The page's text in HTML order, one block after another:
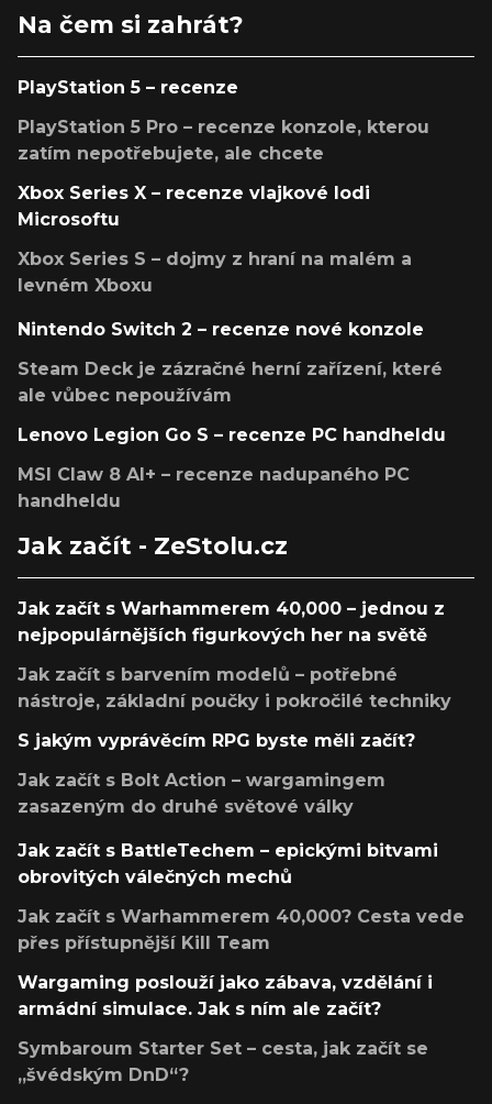
Na čem si zahrát?
PlayStation 5 – recenze
PlayStation 5 Pro – recenze konzole, kterou
zatím nepotřebujete, ale chcete
Xbox Series X – recenze vlajkové lodi
Microsoftu
Xbox Series S – dojmy z hraní na malém a
levném Xboxu
Nintendo Switch 2 – recenze nové konzole
Steam Deck je zázračné herní zařízení, které
ale vůbec nepoužívám
Lenovo Legion Go S – recenze PC handheldu
MSI Claw 8 AI+ – recenze nadupaného PC
handheldu
Jak začít - ZeStolu.cz
Jak začít s Warhammerem 40,000 – jednou z
nejpopulárnějších figurkových her na světě
Jak začít s barvením modelů – potřebné
nástroje, základní poučky i pokročilé techniky
S jakým vyprávěcím RPG byste měli začít?
Jak začít s Bolt Action – wargamingem
zasazeným do druhé světové války
Jak začít s BattleTechem – epickými bitvami
obrovitých válečných mechů
Jak začít s Warhammerem 40,000? Cesta vede
přes přístupnější Kill Team
Wargaming poslouží jako zábava, vzdělání i
armádní simulace. Jak s ním ale začít?
Symbaroum Starter Set – cesta, jak začít se
„švédským DnD“?